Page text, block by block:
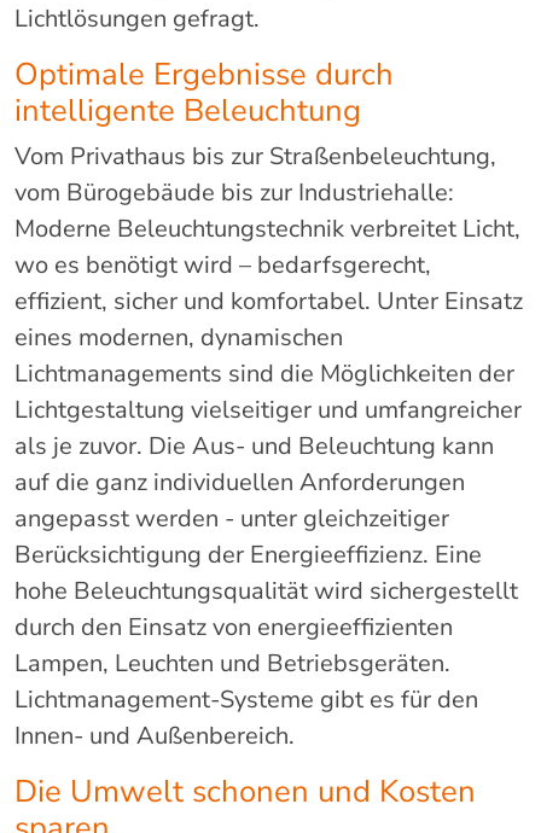
Lichtlösungen gefragt.
Optimale Ergebnisse durch
intelligente Beleuchtung
Vom Privathaus bis zur Straßenbeleuchtung,
vom Bürogebäude bis zur Industriehalle:
Moderne Beleuchtungstechnik verbreitet Licht,
wo es benötigt wird – bedarfsgerecht,
effizient, sicher und komfortabel. Unter Einsatz
eines modernen, dynamischen
Lichtmanagements sind die Möglichkeiten der
Lichtgestaltung vielseitiger und umfangreicher
als je zuvor. Die Aus- und Beleuchtung kann
auf die ganz individuellen Anforderungen
angepasst werden - unter gleichzeitiger
Berücksichtigung der Energieeffizienz. Eine
hohe Beleuchtungsqualität wird sichergestellt
durch den Einsatz von energieeffizienten
Lampen, Leuchten und Betriebsgeräten.
Lichtmanagement-Systeme gibt es für den
Innen- und Außenbereich.
Die Umwelt schonen und Kosten